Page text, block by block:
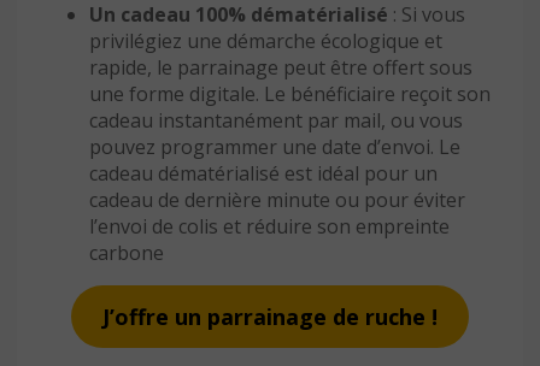
Un cadeau 100% dématérialisé : Si vous
privilégiez une démarche écologique et
rapide, le parrainage peut être offert sous
une forme digitale. Le bénéficiaire reçoit son
cadeau instantanément par mail, ou vous
pouvez programmer une date d’envoi. Le
cadeau dématérialisé est idéal pour un
cadeau de dernière minute ou pour éviter
l’envoi de colis et réduire son empreinte
carbone
J’offre un parrainage de ruche !